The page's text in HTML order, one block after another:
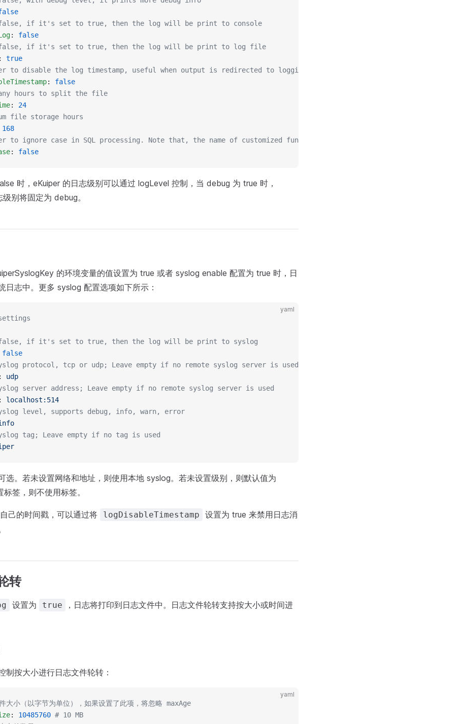
if it's set to true, then the log will be print to console
: false
if it's set to true, then the log will be print to log file
: true
to disable the log timestamp, useful when output is redirected to logging system like syslog that already adds
: false
hours to split the file
: 24
file storage hours
168
to ignore case in SQL processing. Note that, the name of customized function by plugins are case-sensitive.
: false
时，eKuiper 的日志级别可以通过 logLevel 控制，当 debug 为 true 时，
别将固定为 debug。
的环境变量的值设置为 true 或者 syslog enable 配置为 true 时，日
日志中。更多 syslog 配置选项如下所示：
yaml
if it's set to true, then the log will be print to syslog
false
protocol, tcp or udp; Leave empty if no remote syslog server is used
: udp
server address; Leave empty if no remote syslog server is used
: localhost:514
level, supports debug, info, warn, error
tag; Leave empty if no tag is used
选。若未设置网络和地址，则使用本地 syslog。若未设置级别，则默认值为
签，则不使用标签。
己的时间戳，可以通过将 logDisableTimestamp
设置为 true 来禁用日志消
转
设置为 true
，日志将打印到日志文件中。日志文件轮转支持按大小或时间进
制按大小进行日志文件轮转：
yaml
大小（以字节为单位），如果设置了此项，将忽略 maxAge
: 10485760 # 10 MB